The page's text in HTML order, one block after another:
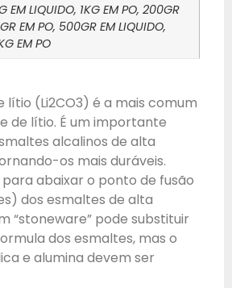
EM LIQUIDO, 1KG EM PO, 200GR
EM PO, 500GR EM LIQUIDO,
EM PO
(Li2CO3) é a mais comum
de lítio. É um importante
alcalinos de alta
os mais duráveis.
abaixar o ponto de fusão
dos esmaltes de alta
“stoneware” pode substituir
dos esmaltes, mas o
e alumina devem ser